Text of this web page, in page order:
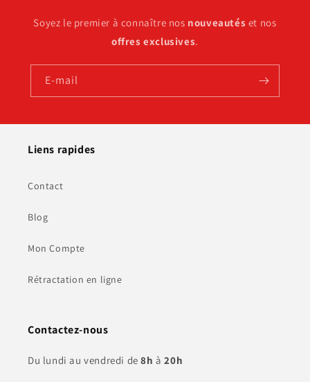
Soyez le premier à connaître nos nouveautés et nos
offres exclusives.
E-mail
Liens rapides
Contact
Blog
Mon Compte
Rétractation en ligne
Contactez-nous
Du lundi au vendredi de8h à20h